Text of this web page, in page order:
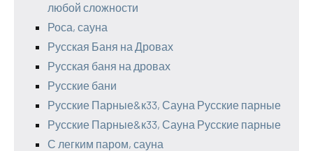
любой сложности
Роса, сауна
Русская Баня на Дровах
Русская баня на дровах
Русские бани
Русские Парные&к33, Сауна Русские парные
Русские Парные&к33, Сауна Русские парные
С легким паром, сауна